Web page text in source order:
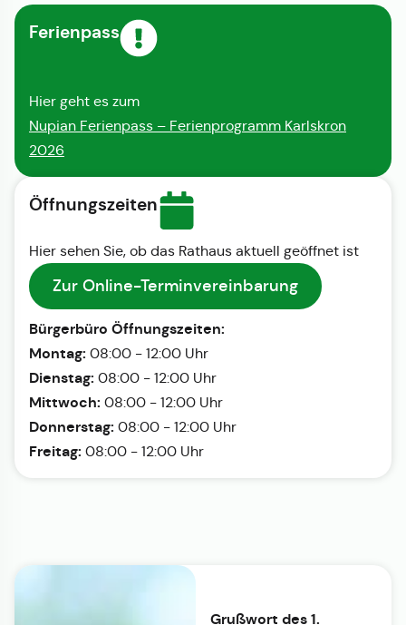
Ferienpass
Hier geht es zum
Nupian Ferienpass – Ferienprogramm Karlskron
2026
Öffnungszeiten
Hier sehen Sie, ob das Rathaus aktuell geöffnet ist
Zur Online-Terminvereinbarung
Bürgerbüro Öffnungszeiten:
Montag: 08:00 - 12:00 Uhr
Dienstag: 08:00 - 12:00 Uhr
Mittwoch: 08:00 - 12:00 Uhr
Donnerstag: 08:00 - 12:00 Uhr
Freitag: 08:00 - 12:00 Uhr
Grußwort des 1.